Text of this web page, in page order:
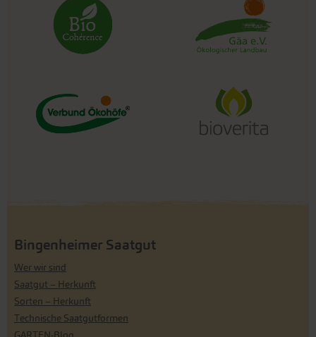
Bingenheimer Saatgut
Wer wir sind
Saatgut – Herkunft
Sorten – Herkunft
Technische Saatgutformen